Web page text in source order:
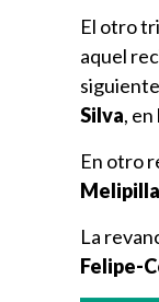
El otro
aquel
Silva,
En otro
Melipilla
La
Felipe-